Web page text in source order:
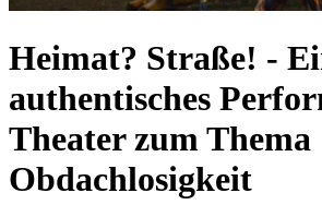
Heimat? Straße! -
authentisches
Theater zum Thema
Obdachlosigkeit